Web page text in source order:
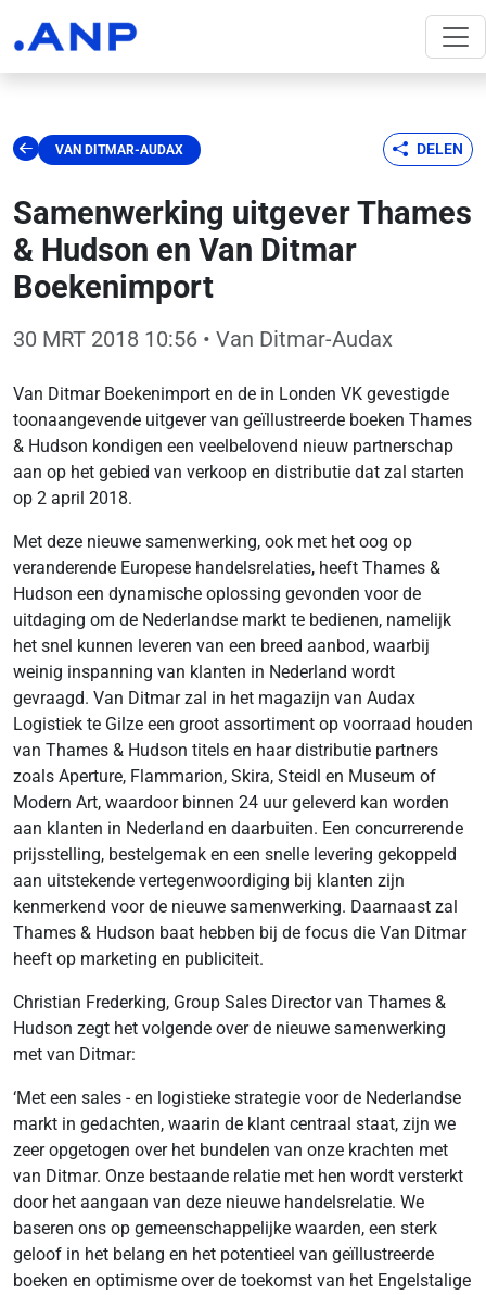
VAN DITMAR-AUDAX DELEN
Samenwerking uitgever Thames
& Hudson en Van Ditmar
Boekenimport
30 MRT 2018 10:56 • Van Ditmar-Audax
Van Ditmar Boekenimport en de in Londen VK gevestigde
toonaangevende uitgever van geïllustreerde boeken Thames
& Hudson kondigen een veelbelovend nieuw partnerschap
aan op het gebied van verkoop en distributie dat zal starten
op 2 april 2018.
Met deze nieuwe samenwerking, ook met het oog op
veranderende Europese handelsrelaties, heeft Thames &
Hudson een dynamische oplossing gevonden voor de
uitdaging om de Nederlandse markt te bedienen, namelijk
het snel kunnen leveren van een breed aanbod, waarbij
weinig inspanning van klanten in Nederland wordt
gevraagd. Van Ditmar zal in het magazijn van Audax
Logistiek te Gilze een groot assortiment op voorraad houden
van Thames & Hudson titels en haar distributie partners
zoals Aperture, Flammarion, Skira, Steidl en Museum of
Modern Art, waardoor binnen 24 uur geleverd kan worden
aan klanten in Nederland en daarbuiten. Een concurrerende
prijsstelling, bestelgemak en een snelle levering gekoppeld
aan uitstekende vertegenwoordiging bij klanten zijn
kenmerkend voor de nieuwe samenwerking. Daarnaast zal
Thames & Hudson baat hebben bij de focus die Van Ditmar
heeft op marketing en publiciteit.
Christian Frederking, Group Sales Director van Thames &
Hudson zegt het volgende over de nieuwe samenwerking
met van Ditmar:
‘Met een sales - en logistieke strategie voor de Nederlandse
markt in gedachten, waarin de klant centraal staat, zijn we
zeer opgetogen over het bundelen van onze krachten met
van Ditmar. Onze bestaande relatie met hen wordt versterkt
door het aangaan van deze nieuwe handelsrelatie. We
baseren ons op gemeenschappelijke waarden, een sterk
geloof in het belang en het potentieel van geïllustreerde
boeken en optimisme over de toekomst van het Engelstalige